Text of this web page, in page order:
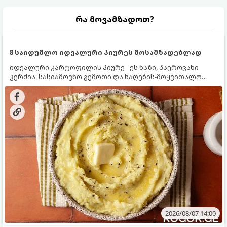
რა მოვამზადოთ?
8 საიდუმლო იდეალური პიურეს მოსამზადებლად
იდეალური კარტოფილის პიურე - ეს ნაზი, ჰაეროვანი
კერძია, სასიამოვნო გემოთი და ნაღების-მოყვითალო
ფერით. მისი მომზადება ძალიან მარტივია, მაგრამ
არსებობს რამდენიმე საიდუმლო, რომლებიც უნდა
იცოდეთ, რომ პიურე იდეალურად გემრიელი გამოვიდეს.
2026/08/07 14:00